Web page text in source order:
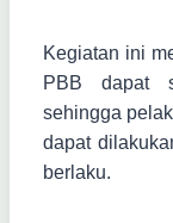
Kegiatan ini
PBB dapat
sehingga
dapat
berlaku.